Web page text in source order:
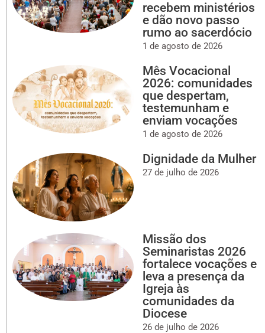
recebem ministérios
e dão novo passo
rumo ao sacerdócio
1 de agosto de 2026
Mês Vocacional
2026: comunidades
que despertam,
testemunham e
enviam vocações
1 de agosto de 2026
Dignidade da Mulher
27 de julho de 2026
Missão dos
Seminaristas 2026
fortalece vocações e
leva a presença da
Igreja às
comunidades da
Diocese
26 de julho de 2026